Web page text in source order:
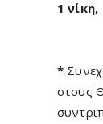
1
*
στους